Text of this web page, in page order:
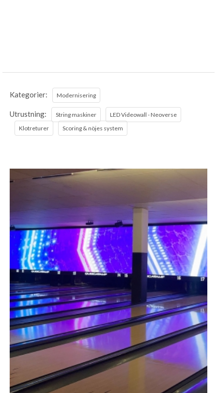
Kategorier: Modernisering
Utrustning: String maskiner
LED Videowall - Neoverse
Klotreturer
Scoring & nöjes system